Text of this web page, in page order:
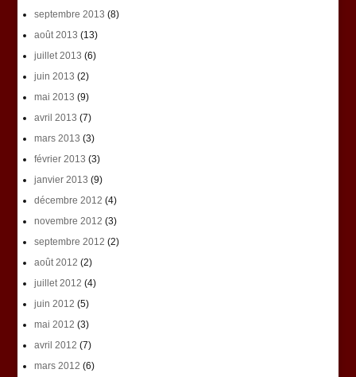
septembre 2013 (8)
août 2013 (13)
juillet 2013 (6)
juin 2013 (2)
mai 2013 (9)
avril 2013 (7)
mars 2013 (3)
février 2013 (3)
janvier 2013 (9)
décembre 2012 (4)
novembre 2012 (3)
septembre 2012 (2)
août 2012 (2)
juillet 2012 (4)
juin 2012 (5)
mai 2012 (3)
avril 2012 (7)
mars 2012 (6)